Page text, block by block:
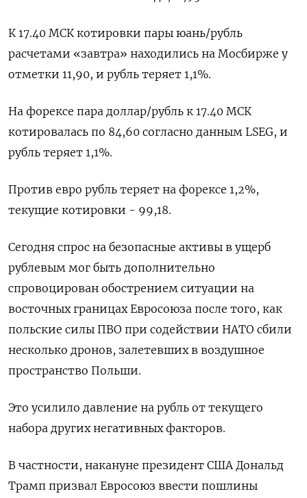
К 17.40 МСК котировки пары юань/рубль
расчетами «завтра» находились на Мосбирже у
отметки 11,90, и рубль теряет 1,1%.
На форексе пара доллар/рубль к 17.40 МСК
котировалась по 84,60 согласно данным LSEG, и
рубль теряет 1,1%.
Против евро рубль теряет на форексе 1,2%,
текущие котировки - 99,18.
Сегодня спрос на безопасные активы в ущерб
рублевым мог быть дополнительно
спровоцирован обострением ситуации на
восточных границах Евросоюза после того, как
польские силы ПВО при содействии НАТО сбили
несколько дронов, залетевших в воздушное
пространство Польши.
Это усилило давление на рубль от текущего
набора других негативных факторов.
В частности, накануне президент США Дональд
Трамп призвал Евросоюз ввести пошлины